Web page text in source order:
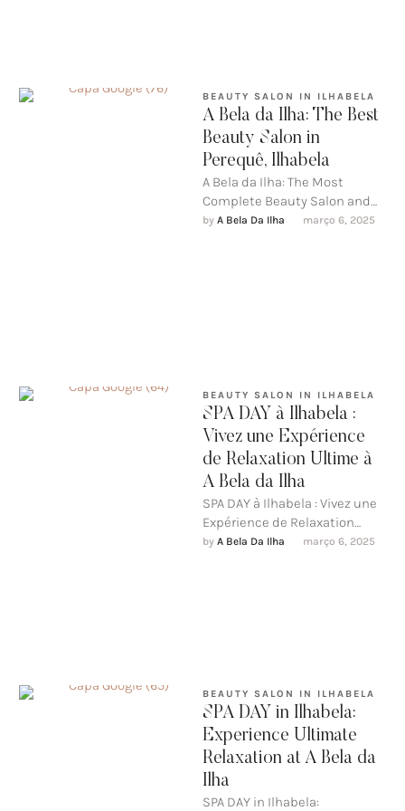
BEAUTY SALON IN ILHABELA
A Bela da Ilha: The Best
Beauty Salon in
Perequê, Ilhabela
A Bela da Ilha: The Most
Complete Beauty Salon and
SPA in Ilhabela If you are
by A Bela Da Ilha março 6, 2025
BEAUTY SALON IN ILHABELA
SPA DAY à Ilhabela :
Vivez une Expérience
de Relaxation Ultime à
A Bela da Ilha
SPA DAY à Ilhabela : Vivez une
Expérience de Relaxation
Ultime à A Bela da Ilha
by A Bela Da Ilha março 6, 2025
BEAUTY SALON IN ILHABELA
SPA DAY in Ilhabela:
Experience Ultimate
Relaxation at A Bela da
Ilha
SPA DAY in Ilhabela: